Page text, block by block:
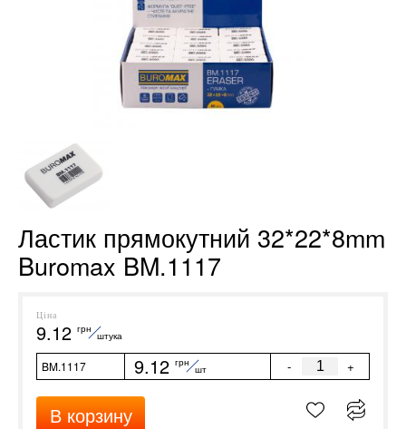
Ластик прямокутний 32*22*8mm
Buromax BM.1117
Ціна
9.12 грн
штука
BM.1117 9.12 грн
шт - +
В корзину